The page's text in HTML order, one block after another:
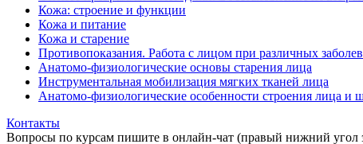
Кожа: строение и функции
Кожа и питание
Кожа и старение
Противопоказания. Работа с лицом при различных
Анатомо-физиологические основы старения лица
Инструментальная мобилизация мягких тканей лица
Анатомо-физиологические особенности строения лица и
Контакты
Вопросы по курсам пишите в онлайн-чат (правый нижний угол